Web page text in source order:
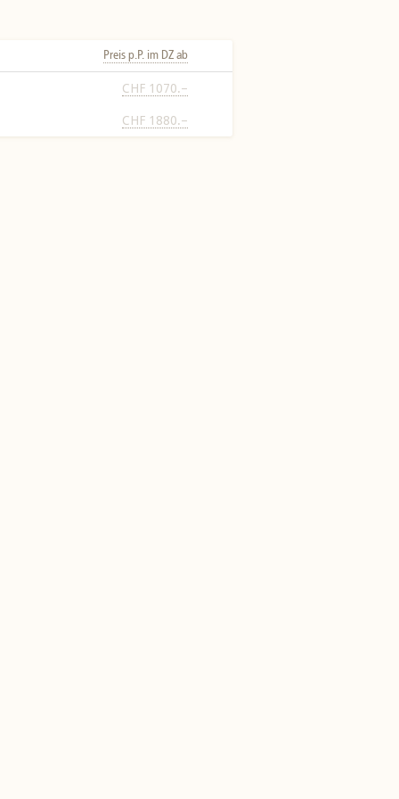
Preis p.P. im DZ ab
CHF 1070.–
CHF 1880.–